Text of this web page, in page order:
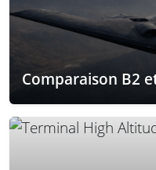
Comparaison B2